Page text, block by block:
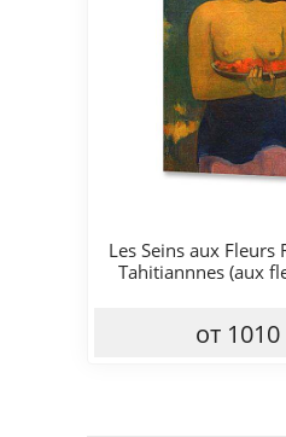
Les Seins aux Fleurs
Tahitiannnes (aux
от